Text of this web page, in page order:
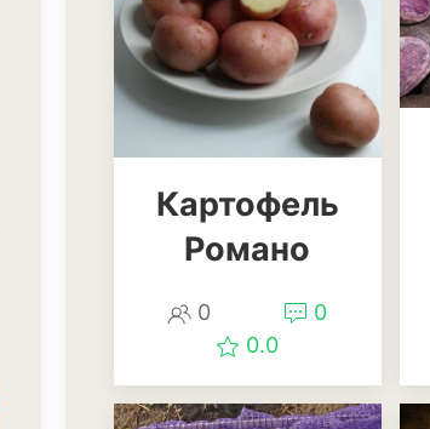
Картофель
Романо
0
0
0.0